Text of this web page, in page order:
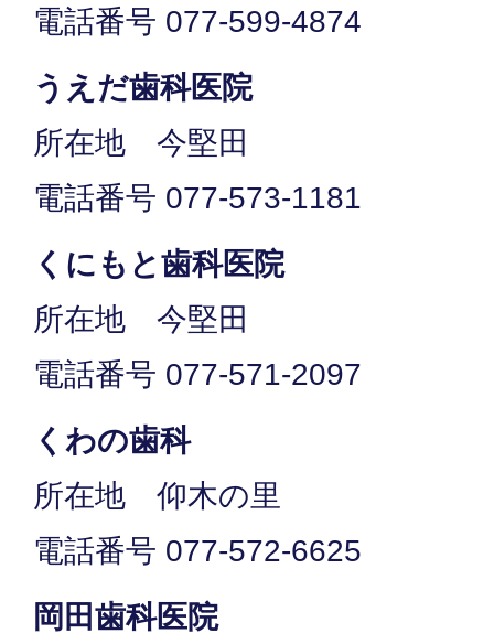
電話番号 077-599-4874
うえだ歯科医院
所在地 今堅田
電話番号 077-573-1181
くにもと歯科医院
所在地 今堅田
電話番号 077-571-2097
くわの歯科
所在地 仰木の里
電話番号 077-572-6625
岡田歯科医院